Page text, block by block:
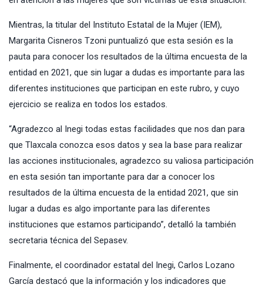
Mientras, la titular del Instituto Estatal de la Mujer (IEM),
Margarita Cisneros Tzoni puntualizó que esta sesión es la
pauta para conocer los resultados de la última encuesta de la
entidad en 2021, que sin lugar a dudas es importante para las
diferentes instituciones que participan en este rubro, y cuyo
ejercicio se realiza en todos los estados.
“Agradezco al Inegi todas estas facilidades que nos dan para
que Tlaxcala conozca esos datos y sea la base para realizar
las acciones institucionales, agradezco su valiosa participación
en esta sesión tan importante para dar a conocer los
resultados de la última encuesta de la entidad 2021, que sin
lugar a dudas es algo importante para las diferentes
instituciones que estamos participando”, detalló la también
secretaria técnica del Sepasev.
Finalmente, el coordinador estatal del Inegi, Carlos Lozano
García destacó que la información y los indicadores que